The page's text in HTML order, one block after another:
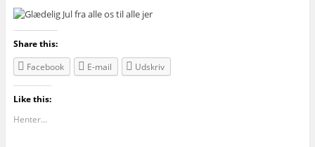
Share this:
Facebook
E-mail Udskriv
Like this:
Henter...